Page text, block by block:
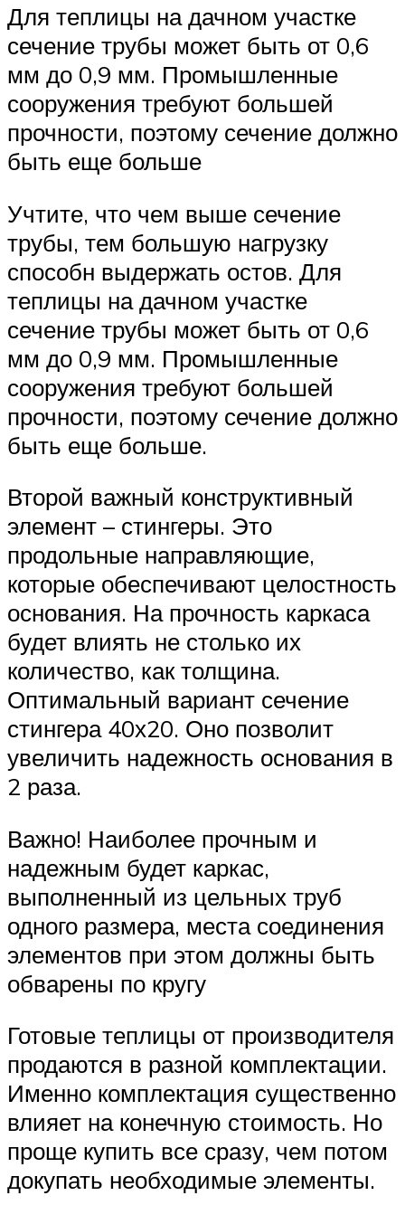
Для теплицы на дачном участке
сечение трубы может быть от 0,6
мм до 0,9 мм. Промышленные
сооружения требуют большей
прочности, поэтому сечение должно
быть еще больше
Учтите, что чем выше сечение
трубы, тем большую нагрузку
способн выдержать остов. Для
теплицы на дачном участке
сечение трубы может быть от 0,6
мм до 0,9 мм. Промышленные
сооружения требуют большей
прочности, поэтому сечение должно
быть еще больше.
Второй важный конструктивный
элемент – стингеры. Это
продольные направляющие,
которые обеспечивают целостность
основания. На прочность каркаса
будет влиять не столько их
количество, как толщина.
Оптимальный вариант сечение
стингера 40х20. Оно позволит
увеличить надежность основания в
2 раза.
Важно! Наиболее прочным и
надежным будет каркас,
выполненный из цельных труб
одного размера, места соединения
элементов при этом должны быть
обварены по кругу
Готовые теплицы от производителя
продаются в разной комплектации.
Именно комплектация существенно
влияет на конечную стоимость. Но
проще купить все сразу, чем потом
докупать необходимые элементы.